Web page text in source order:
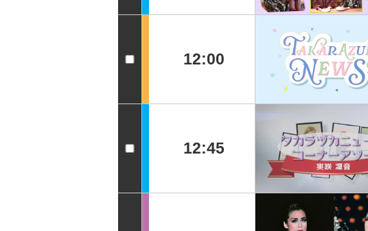
12:00
12:45